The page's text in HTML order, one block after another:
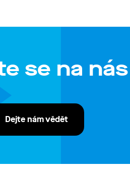
se na
Dejte nám vědět